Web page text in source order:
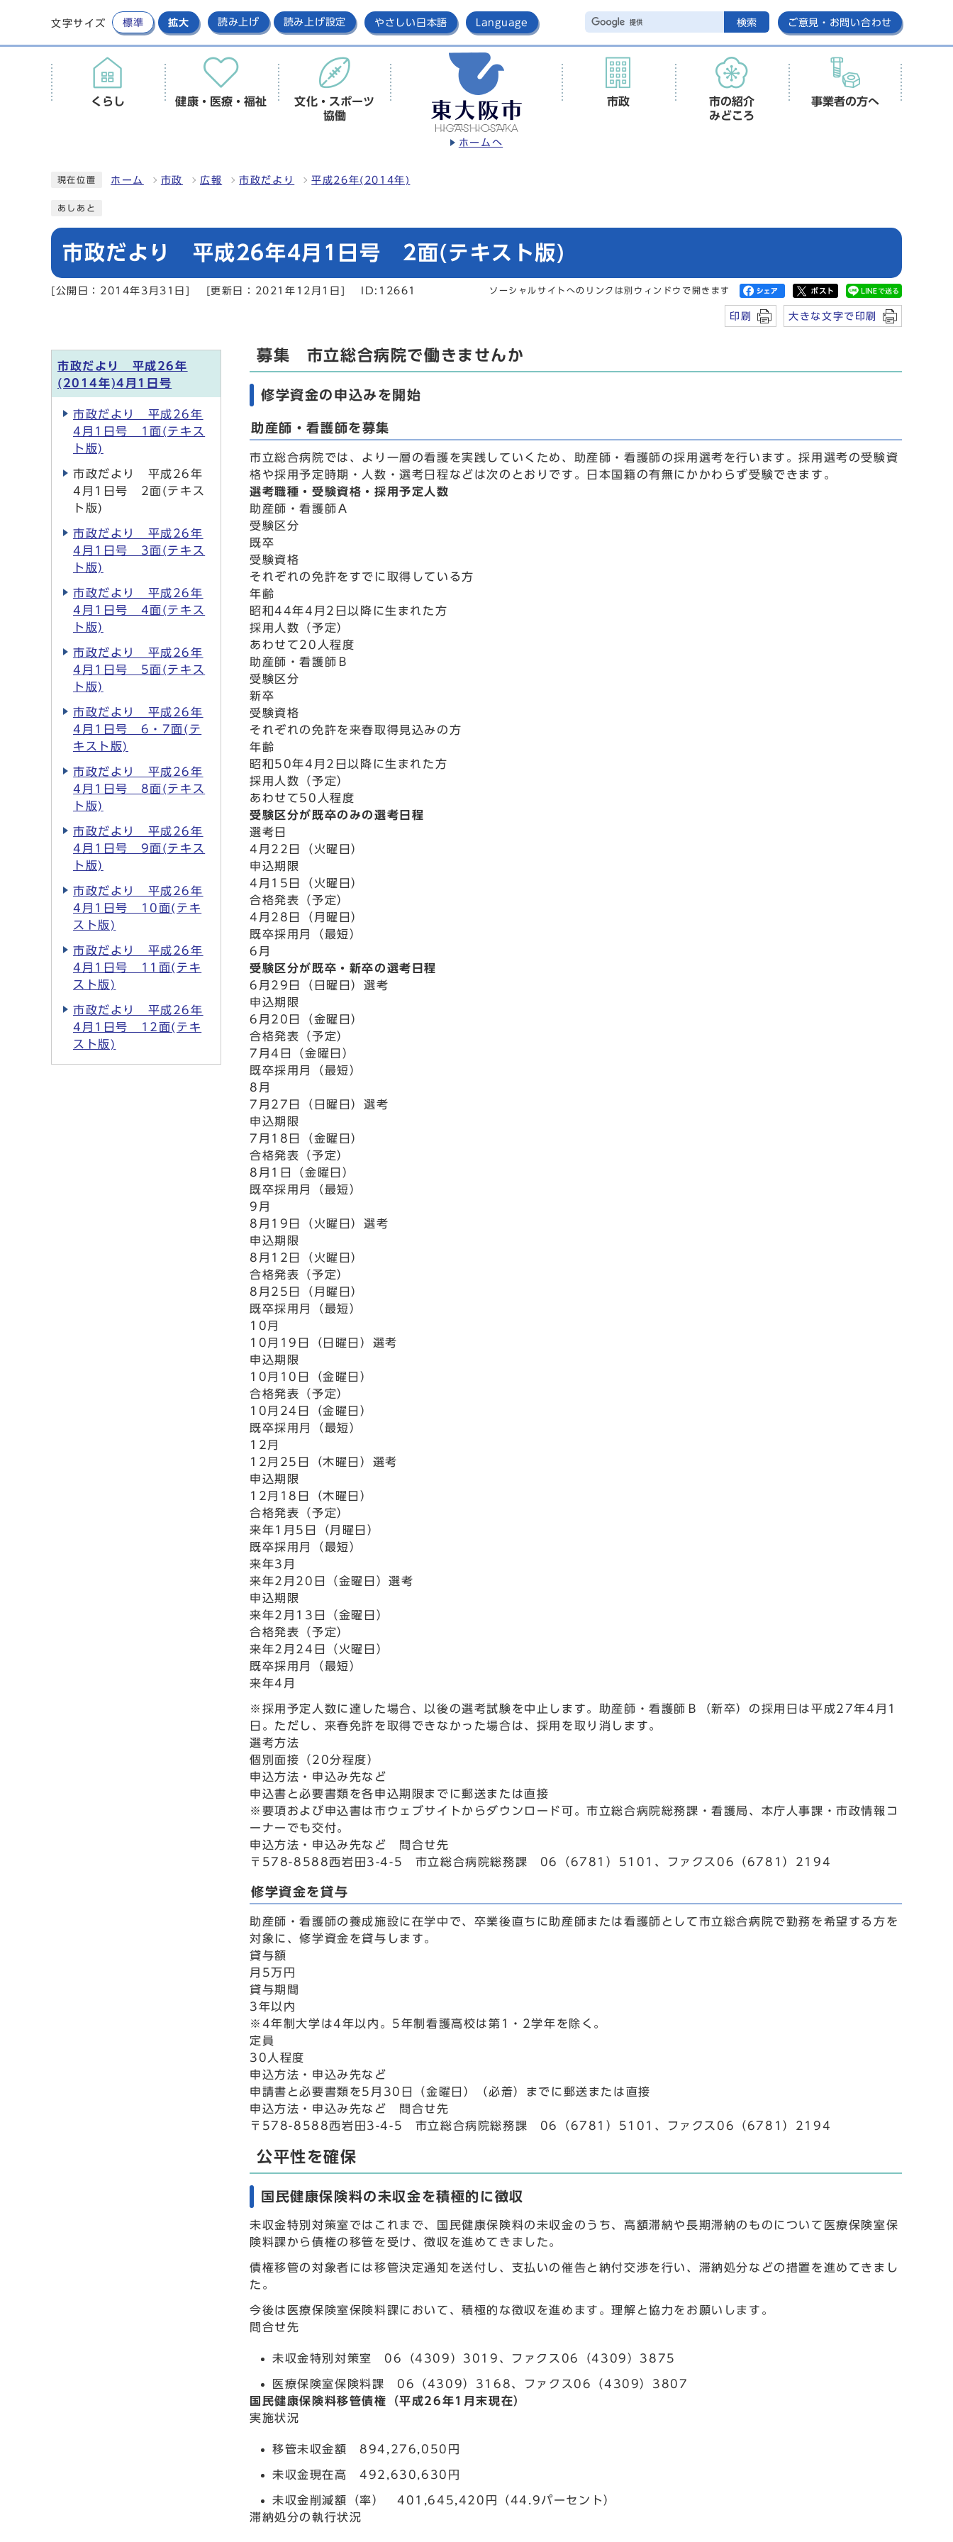
文字サイズ 標準 拡大 読み上げ 読み上げ設定 やさしい日本語 Language 検索 ご意見・お問い合わせ
ホームへ
くらし 健康・医療・福祉
文化・スポーツ
協働
市政
市の紹介
みどころ
事業者の方へ
現在位置 ホーム 市政 広報 市政だより 平成26年(2014年)
あしあと
市政だより 平成26年4月1日号 2面(テキスト版)
[公開日：2014年3月31日] [更新日：2021年12月1日] ID:12661 ソーシャルサイトへのリンクは別ウィンドウで開きます
印刷 大きな文字で印刷
募集 市立総合病院で働きませんか
修学資金の申込みを開始
助産師・看護師を募集
市立総合病院では、より一層の看護を実践していくため、助産師・看護師の採用選考を行います。採用選考の受験資
格や採用予定時期・人数・選考日程などは次のとおりです。日本国籍の有無にかかわらず受験できます。
選考職種・受験資格・採用予定人数
助産師・看護師Ａ
受験区分
既卒
受験資格
それぞれの免許をすでに取得している方
年齢
昭和44年4月2日以降に生まれた方
採用人数（予定）
あわせて20人程度
助産師・看護師Ｂ
受験区分
新卒
受験資格
それぞれの免許を来春取得見込みの方
年齢
昭和50年4月2日以降に生まれた方
採用人数（予定）
あわせて50人程度
受験区分が既卒のみの選考日程
選考日
4月22日（火曜日）
申込期限
4月15日（火曜日）
合格発表（予定）
4月28日（月曜日）
既卒採用月（最短）
6月
受験区分が既卒・新卒の選考日程
6月29日（日曜日）選考
申込期限
6月20日（金曜日）
合格発表（予定）
7月4日（金曜日）
既卒採用月（最短）
8月
7月27日（日曜日）選考
申込期限
7月18日（金曜日）
合格発表（予定）
8月1日（金曜日）
既卒採用月（最短）
9月
8月19日（火曜日）選考
申込期限
8月12日（火曜日）
合格発表（予定）
8月25日（月曜日）
既卒採用月（最短）
10月
10月19日（日曜日）選考
申込期限
10月10日（金曜日）
合格発表（予定）
10月24日（金曜日）
既卒採用月（最短）
12月
12月25日（木曜日）選考
申込期限
12月18日（木曜日）
合格発表（予定）
来年1月5日（月曜日）
既卒採用月（最短）
来年3月
来年2月20日（金曜日）選考
申込期限
来年2月13日（金曜日）
合格発表（予定）
来年2月24日（火曜日）
既卒採用月（最短）
来年4月
※採用予定人数に達した場合、以後の選考試験を中止します。助産師・看護師Ｂ（新卒）の採用日は平成27年4月1
日。ただし、来春免許を取得できなかった場合は、採用を取り消します。
選考方法
個別面接（20分程度）
申込方法・申込み先など
申込書と必要書類を各申込期限までに郵送または直接
※要項および申込書は市ウェブサイトからダウンロード可。市立総合病院総務課・看護局、本庁人事課・市政情報コ
ーナーでも交付。
申込方法・申込み先など 問合せ先
〒578-8588西岩田3-4-5 市立総合病院総務課 06（6781）5101、ファクス06（6781）2194
修学資金を貸与
助産師・看護師の養成施設に在学中で、卒業後直ちに助産師または看護師として市立総合病院で勤務を希望する方を
対象に、修学資金を貸与します。
貸与額
月5万円
貸与期間
3年以内
※4年制大学は4年以内。5年制看護高校は第1・2学年を除く。
定員
30人程度
申込方法・申込み先など
申請書と必要書類を5月30日（金曜日）（必着）までに郵送または直接
申込方法・申込み先など 問合せ先
〒578-8588西岩田3-4-5 市立総合病院総務課 06（6781）5101、ファクス06（6781）2194
公平性を確保
国民健康保険料の未収金を積極的に徴収
未収金特別対策室ではこれまで、国民健康保険料の未収金のうち、高額滞納や長期滞納のものについて医療保険室保
険料課から債権の移管を受け、徴収を進めてきました。
債権移管の対象者には移管決定通知を送付し、支払いの催告と納付交渉を行い、滞納処分などの措置を進めてきまし
た。
今後は医療保険室保険料課において、積極的な徴収を進めます。理解と協力をお願いします。
問合せ先
未収金特別対策室 06（4309）3019、ファクス06（4309）3875
医療保険室保険料課 06（4309）3168、ファクス06（4309）3807
国民健康保険料移管債権（平成26年1月末現在）
実施状況
移管未収金額 894,276,050円
未収金現在高 492,630,630円
未収金削減額（率） 401,645,420円（44.9パーセント）
滞納処分の執行状況
市政だより 平成26年
(2014年)4月1日号
市政だより 平成26年
4月1日号 1面(テキス
ト版)
市政だより 平成26年
4月1日号 2面(テキス
ト版)
市政だより 平成26年
4月1日号 3面(テキス
ト版)
市政だより 平成26年
4月1日号 4面(テキス
ト版)
市政だより 平成26年
4月1日号 5面(テキス
ト版)
市政だより 平成26年
4月1日号 6・7面(テ
キスト版)
市政だより 平成26年
4月1日号 8面(テキス
ト版)
市政だより 平成26年
4月1日号 9面(テキス
ト版)
市政だより 平成26年
4月1日号 10面(テキ
スト版)
市政だより 平成26年
4月1日号 11面(テキ
スト版)
市政だより 平成26年
4月1日号 12面(テキ
スト版)